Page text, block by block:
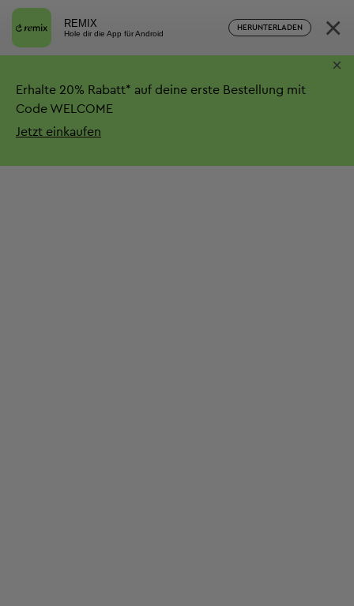
REMIX
Hole dir die App für Android
HERUNTERLADEN ×
Erhalte 20% Rabatt* auf deine erste Bestellung mit
Code WELCOME
Jetzt einkaufen
×